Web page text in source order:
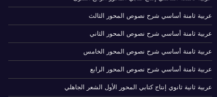
عربية ثامنة أساسي شرح نصوص المحور الثالث
عربية ثامنة أساسي شرح نصوص المحور الثاني
عربية ثامنة أساسي شرح نصوص المحور الخامس
عربية ثامنة أساسي شرح نصوص المحور الرابع
عربية ثانية ثانوي إنتاج كتابي المحور الأول الشعر الجاهلي